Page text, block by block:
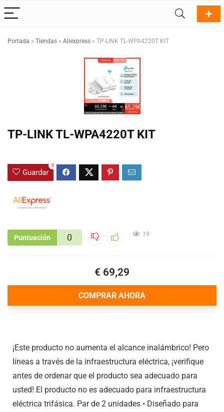
Portada » Tiendas » Aliexpress » TP-LINK TL-WPA4220T KIT
TP-LINK TL-WPA4220T KIT
Guardar
0
Puntuación 0 19
€ 69,29
COMPRAR AHORA
¡Este producto no aumenta el alcance inalámbrico! Pero
líneas a través de la infraestructura eléctrica, ¡verifique
antes de ordenar que el producto sea adecuado para
usted! El producto no es adecuado para infraestructura
eléctrica trifásica. Par de 2 unidades • Diseñado para